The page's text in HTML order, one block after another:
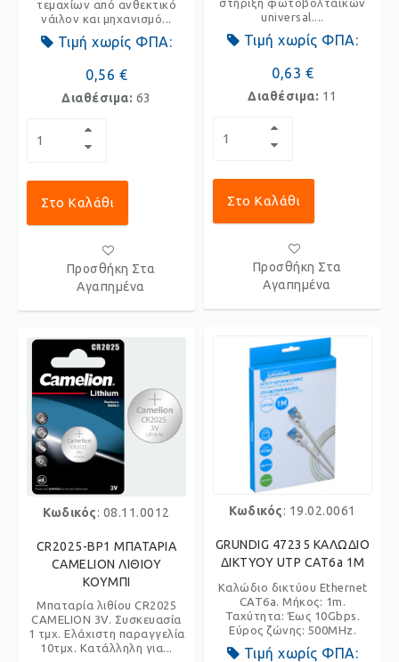
τεμαχίων από ανθεκτικό
νάιλον και μηχανισμό...
Τιμή χωρίς ΦΠΑ:
0,56 €
Διαθέσιμα: 63
Στο Καλάθι
Προσθήκη Στα
Αγαπημένα
Κωδικός: 08.11.0012
CR2025-BP1 ΜΠΑΤΑΡΙΑ
CAMELION ΛΙΘΙΟΥ
ΚΟΥΜΠΙ
Μπαταρία λιθίου CR2025
CAMELION 3V. Συσκευασία
1 τμχ. Ελάχιστη παραγγελία
10τμχ. Κατάλληλη για...
στήριξη φωτοβολταϊκών
universal....
Τιμή χωρίς ΦΠΑ:
0,63 €
Διαθέσιμα: 11
Στο Καλάθι
Προσθήκη Στα
Αγαπημένα
Κωδικός: 19.02.0061
GRUNDIG 47235 ΚΑΛΩΔΙΟ
ΔΙΚΤΥΟΥ UTP CAT6a 1M
Καλώδιο δικτύου Ethernet
CAT6a. Μήκος: 1m.
Ταχύτητα: Έως 10Gbps.
Εύρος ζώνης: 500MHz.
Τιμή χωρίς ΦΠΑ: